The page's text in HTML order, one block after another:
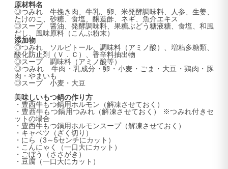
原材料名
◎つみれ 牛挽き肉、牛乳、卵、米発酵調味料、人参、生姜、
たけのこ、砂糖、食塩、醸造酢、ネギ、魚介エキス
◎スープ 醤油、発酵調味料、果糖ぶどう糖液糖、食塩、和風
だし、風味原料（こんぶ粉末）
添加物
◎つみれ ソルビトール、調味料（アミノ酸）、増粘多糖類、
酸化防止剤（Ｖ．Ｃ）、香辛料抽出物
◎スープ 調味料（アミノ酸等）
◎つみれ 牛肉・乳成分・卵・小麦・ごま・大豆・鶏肉・豚
肉・やまいも
◎スープ 小麦・大豆
美味しいもつ鍋の作り方
・豊西牛もつ鍋用ホルモン（解凍させておく）
・豊西牛もつ鍋用つみれ（解凍させておく） ※つみれ付きセ
ットの場合
・豊西牛もつ鍋用ホルモンスープ（解凍させておく）
・キャベツ（ざく切り）
・にら（3～5センチにカット）
・こんにゃく（一口大にカット）
・ごぼう（ささがき）
・豆腐（一口大にカット）